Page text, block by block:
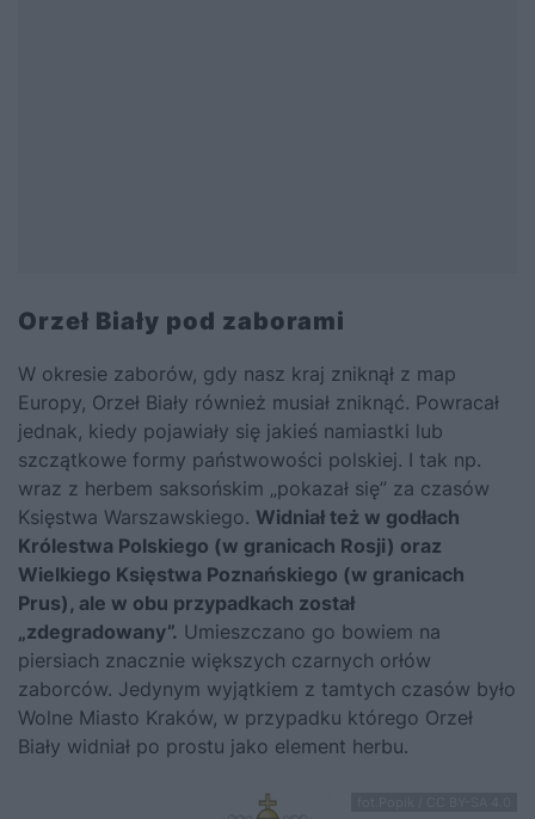
Orzeł Biały pod zaborami
W okresie zaborów, gdy nasz kraj zniknął z map
Europy, Orzeł Biały również musiał zniknąć. Powracał
jednak, kiedy pojawiały się jakieś namiastki lub
szczątkowe formy państwowości polskiej. I tak np.
wraz z herbem saksońskim „pokazał się” za czasów
Księstwa Warszawskiego. Widniał też w godłach
Królestwa Polskiego (w granicach Rosji) oraz
Wielkiego Księstwa Poznańskiego (w granicach
Prus), ale w obu przypadkach został
„zdegradowany”. Umieszczano go bowiem na
piersiach znacznie większych czarnych orłów
zaborców. Jedynym wyjątkiem z tamtych czasów było
Wolne Miasto Kraków, w przypadku którego Orzeł
Biały widniał po prostu jako element herbu.